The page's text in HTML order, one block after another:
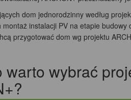
dom jednorodzinny według
instalacji PV na etapie
przygotować dom wg projektu
warto wybrać